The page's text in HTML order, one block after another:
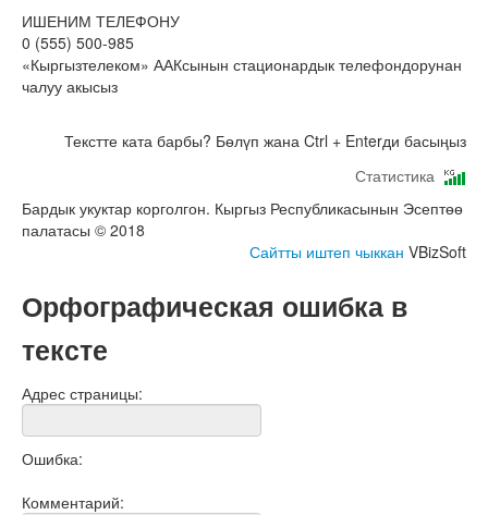
ИШЕНИМ ТЕЛЕФОНУ
0 (555) 500-985
«Кыргызтелеком» ААКсынын стационардык телефондорунан
чалуу акысыз
Текстте ката барбы? Бөлүп жана Ctrl + Enterди басыңыз
Статистика
Бардык укуктар корголгон. Кыргыз Республикасынын Эсептөө
палатасы © 2018
Сайтты иштеп чыккан VBizSoft
Орфографическая ошибка в
тексте
Адрес страницы:
Ошибка:
Комментарий: